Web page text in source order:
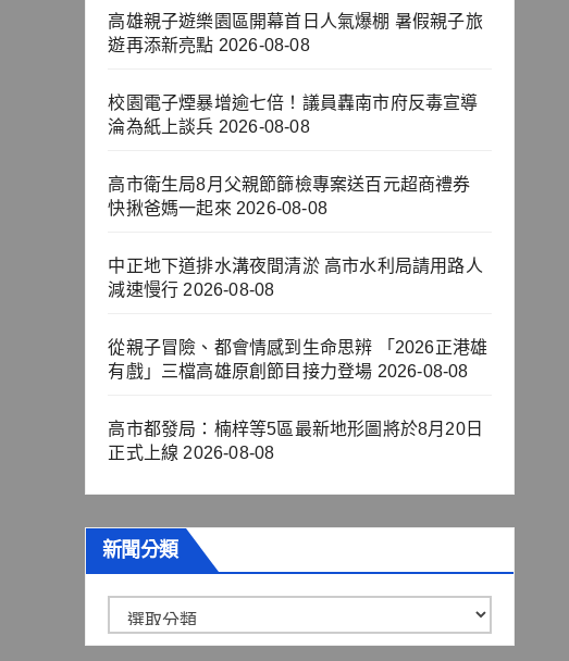
高雄親子遊樂園區開幕首日人氣爆棚 暑假親子旅
遊再添新亮點 2026-08-08
校園電子煙暴增逾七倍！議員轟南市府反毒宣導
淪為紙上談兵 2026-08-08
高市衛生局8月父親節篩檢專案送百元超商禮券
快揪爸媽一起來 2026-08-08
中正地下道排水溝夜間清淤 高市水利局請用路人
減速慢行 2026-08-08
從親子冒險、都會情感到生命思辨 「2026正港雄
有戲」三檔高雄原創節目接力登場 2026-08-08
高市都發局：楠梓等5區最新地形圖將於8月20日
正式上線 2026-08-08
新聞分類
聞